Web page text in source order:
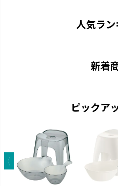
疲れをやわらげてくれるセルフ
ケアアイテムです。
人気ラ
新着
ピックア